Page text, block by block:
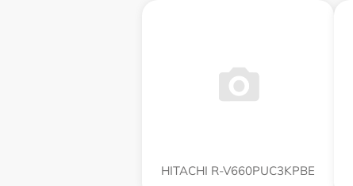
HITACHI R-V660PUC3KPBE